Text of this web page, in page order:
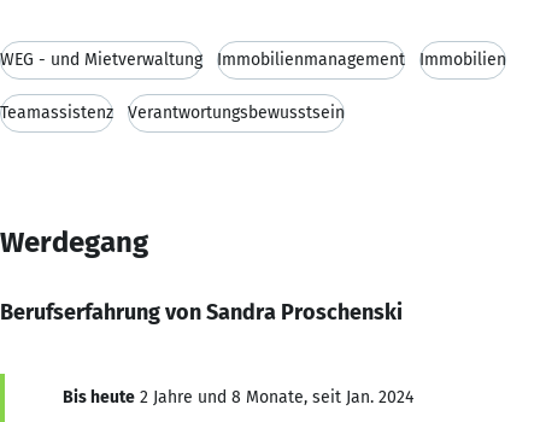
WEG - und Mietverwaltung Immobilienmanagement Immobilien
Teamassistenz Verantwortungsbewusstsein
Werdegang
Berufserfahrung von Sandra Proschenski
Bis heute 2 Jahre und 8 Monate, seit Jan. 2024